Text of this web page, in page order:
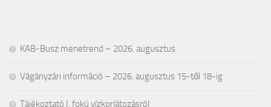
KAB-Busz menetrend – 2026. augusztus
Vágányzári információ – 2026. augusztus 15-től 18-ig
Tájékoztató I. fokú vízkorlátozásról